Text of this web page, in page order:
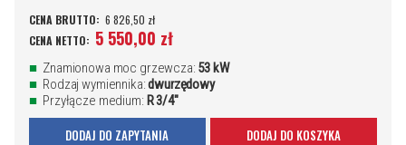
6 826,50 zł
5 550,00 zł
Znamionowa moc grzewcza: 53 kW
Rodzaj wymiennika:dwurzędowy
Przyłącze medium: R 3/4"
DODAJ DO KOSZYKA
DODAJ DO ZAPYTANIA